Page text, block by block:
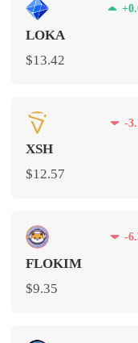
LOKA
$13.42
-
XSH
$12.57
-
FLOKIM
$9.35